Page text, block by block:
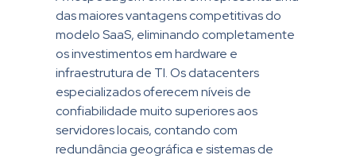
das maiores vantagens competitivas do
modelo SaaS, eliminando completamente
os investimentos em hardware e
infraestrutura de TI. Os datacenters
especializados oferecem níveis de
confiabilidade muito superiores aos
servidores locais, contando com
redundância geográfica e sistemas de